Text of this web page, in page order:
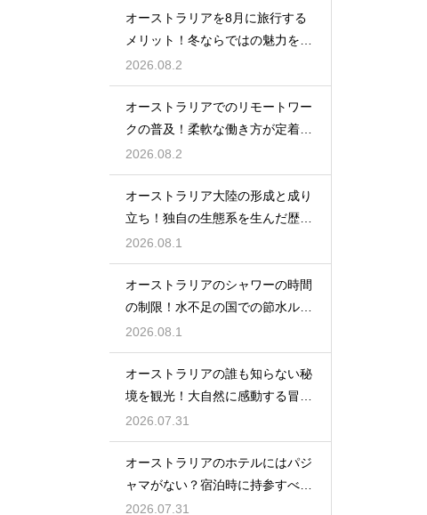
オーストラリアを8月に旅行する
メリット！冬ならではの魅力を大
満喫
2026.08.2
オーストラリアでのリモートワー
クの普及！柔軟な働き方が定着し
た背景
2026.08.2
オーストラリア大陸の形成と成り
立ち！独自の生態系を生んだ歴史
のロマン
2026.08.1
オーストラリアのシャワーの時間
の制限！水不足の国での節水ルー
ルの実態
2026.08.1
オーストラリアの誰も知らない秘
境を観光！大自然に感動する冒険
の旅
2026.07.31
オーストラリアのホテルにはパジ
ャマがない？宿泊時に持参すべき
必須の物
2026.07.31